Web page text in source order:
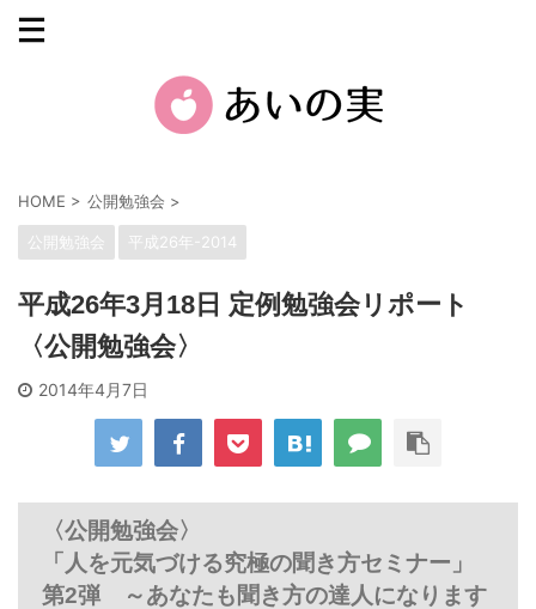
HOME > 公開勉強会 >
公開勉強会 平成26年-2014
平成26年3月18日 定例勉強会リポート
〈公開勉強会〉
2014年4月7日
〈公開勉強会〉
「人を元気づける究極の聞き方セミナー」
第2弾 ～あなたも聞き方の達人になります